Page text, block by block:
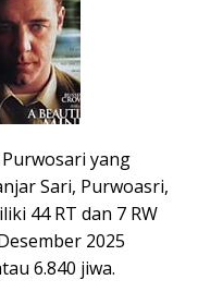
yang
Sari, Purwoasri,
44 RT dan 7 RW
2025
6.840 jiwa.